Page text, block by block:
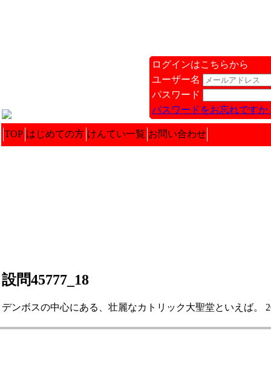
ログインはこちらから
ユーザー名
パスワード
パスワードをお忘れですか
TOP はじめての方 けんてい一覧 お問い合わせ
設問45777_18
デンボスの中心にある、壮麗なカトリック大聖堂といえば。